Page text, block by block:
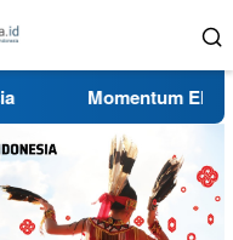
Momentum Ekonomi di